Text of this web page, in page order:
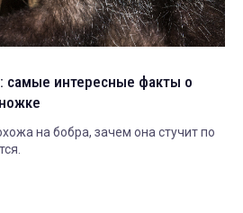
самые интересные факты о
на бобра, зачем она стучит по